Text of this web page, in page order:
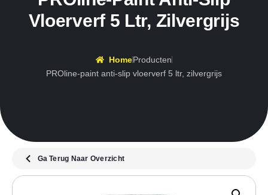
Vloerverf 5 Ltr, Zilvergrijs
HomeProducten
PROline-paint anti-slip vloerverf 5 ltr, zilvergrijs
Ga Terug Naar Overzicht